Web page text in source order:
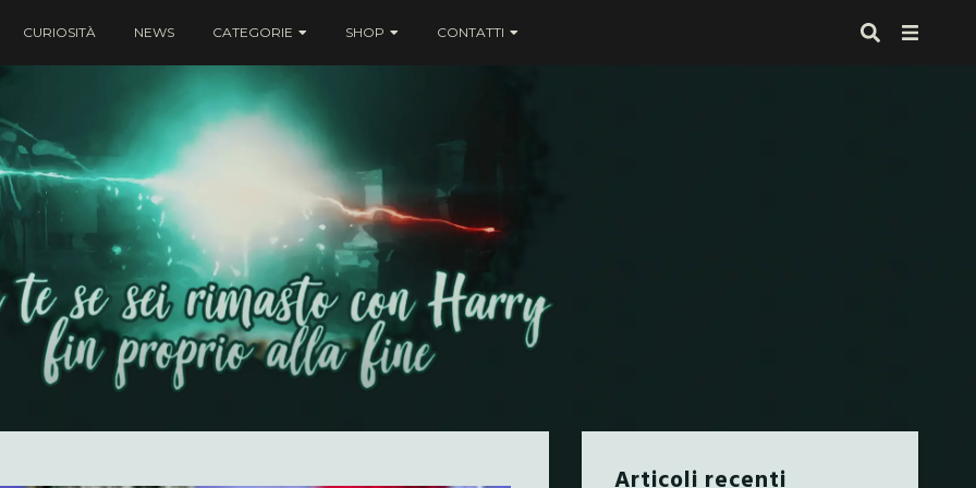
CURIOSITÀ NEWS CATEGORIE SHOP CONTATTI
rimasto con Harry fin proprio alla fine
Articoli recenti